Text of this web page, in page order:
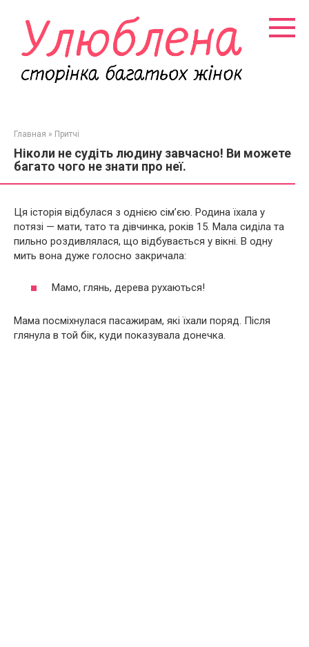
контенту
Главная » Притчі
Ніколи не судіть людину завчасно! Ви можете
багато чого не знати про неї.
Ця історія відбулася з однією сім’єю. Родина їхала у
потязі — мати, тато та дівчинка, років 15. Мала сиділа та
пильно роздивлялася, що відбувається у вікні. В одну
мить вона дуже голосно закричала:
Мамо, глянь, дерева рухаються!
Мама посміхнулася пасажирам, які їхали поряд. Після
глянула в той бік, куди показувала донечка.